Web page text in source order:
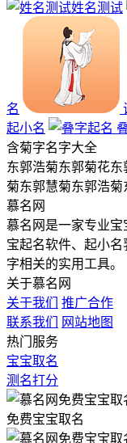
姓名测试
名
起小名
含菊字名字大全
东郭浩菊东郭菊花东
菊东郭慧菊东郭浩菊
慕名网
慕名网是一家专业
宝起名软件、起小
字相关的实用工具。
关于慕名网
关于我们
推广合作
联系我们
网站地图
热门服务
宝宝取名
测名打分
免费宝宝取名